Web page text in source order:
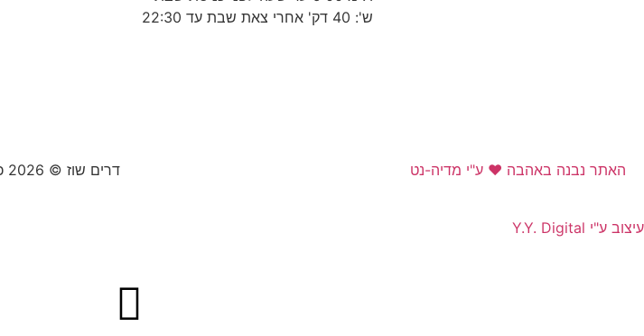
ש': 40 דק' אחרי צאת שבת עד 22:30
האתר נבנה באהבה ❤ ע"י מדיה-נט​ דרים שוז © 2026 כל הזכויות שמורות
עיצוב ע"י Y.Y. Digital